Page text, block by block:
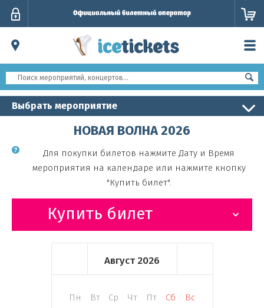
Выбрать мероприятие
НОВАЯ ВОЛНА 2026
Для покупки билетов нажмите Дату и Время
мероприятия на календаре или нажмите кнопку
"Купить билет".
Купить билет
Август 2026
Пн Вт Ср Чт Пт Сб
Вс